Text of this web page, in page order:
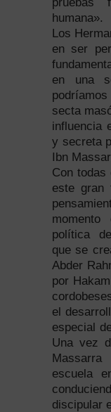
humana».
Los
en ser
en una
secta
influencia
y secreta
Ibn
Con
este gran
política
que se
Abder
por
el
especial
Una vez
escuela
discipular